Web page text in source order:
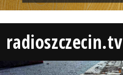
radioszczecin.tv